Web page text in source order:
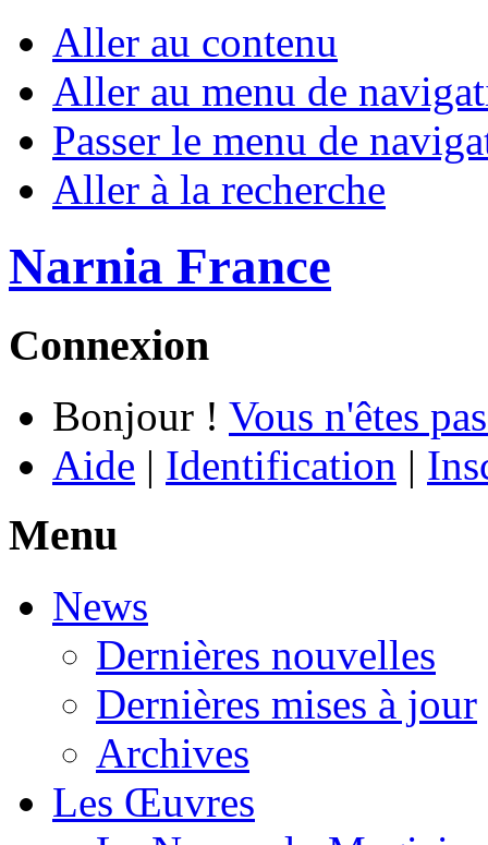
Aller au contenu
Aller au menu de
Passer le menu de
Aller à la recherche
Narnia France
Connexion
Bonjour ! Vous n'êtes
Aide | Identification |
Menu
News
Dernières nouvelles
Dernières mises à jour
Archives
Les Œuvres